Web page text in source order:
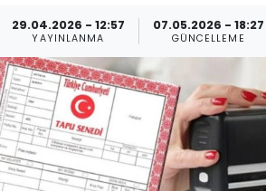
29.04.2026 - 12:57
YAYINLANMA
07.05.2026 - 18:27
GÜNCELLEME
Resmi İlanlar
Künye
Gizlilik Sözleşmesi
İletişim